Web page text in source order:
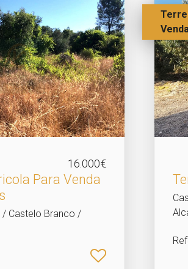
16.000€
Para Venda
Castelo Branco /
Ref